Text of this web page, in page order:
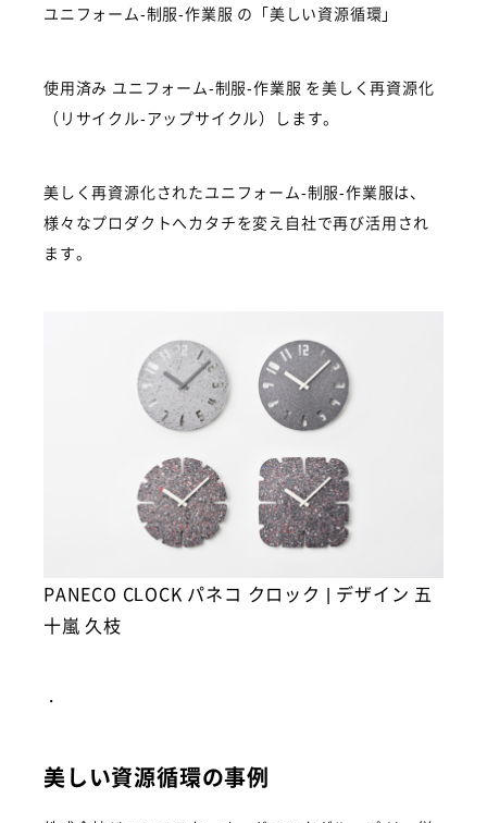
HOME
PRODUCTS
EXHIBITION
ユニフォーム-制服-作業服 の「美しい資源循環」
使用済み ユニフォーム-制服-作業服 を美しく再資源化
（リサイクル-アップサイクル）します。
美しく再資源化されたユニフォーム-制服-作業服は、
様々なプロダクトへカタチを変え自社で再び活用され
ます。
PANECO CLOCK パネコ クロック | デザイン 五
十嵐 久枝
・
美しい資源循環の事例